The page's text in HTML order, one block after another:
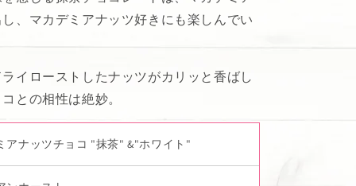
、マカデミアナッツ好きにも楽しんでい
イローストしたナッツがカリッと香ばし
との相性は絶妙。
アナッツチョコ "抹茶" &"ホワイト"